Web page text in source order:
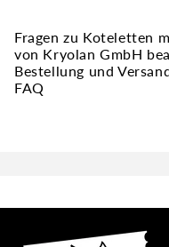
Fragen zu Koteletten
von Kryolan GmbH
Bestellung und
FAQ